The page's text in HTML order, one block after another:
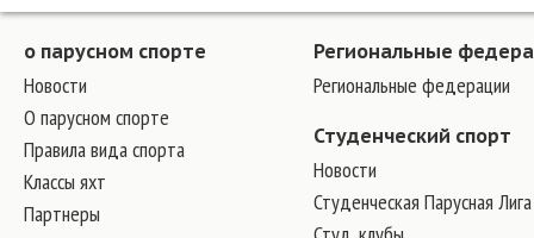
о парусном спорте
Новости
О парусном спорте
Правила вида спорта
Классы яхт
Партнеры
Региональные
Региональные федерации
Студенческий спорт
Новости
Студенческая Парусная Лига